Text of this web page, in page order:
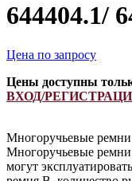
644404.1/
Цена по запросу
Цены доступны
ВХОД/
Многоручьевые ремни
Многоручьевые ремни
могут